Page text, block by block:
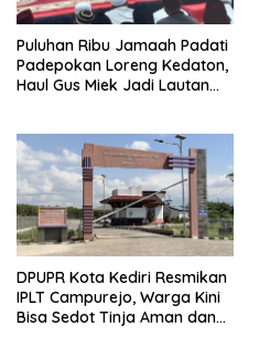
Puluhan Ribu Jamaah Padati
Padepokan Loreng Kedaton,
Haul Gus Miek Jadi Lautan
DPUPR Kota Kediri Resmikan
IPLT Campurejo, Warga Kini
Bisa Sedot Tinja Aman dan